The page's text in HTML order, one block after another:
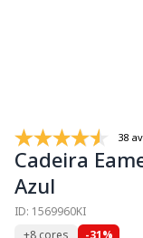
38
Cadeira
Azul
ID: 1569960KI
+8 cores
-31%